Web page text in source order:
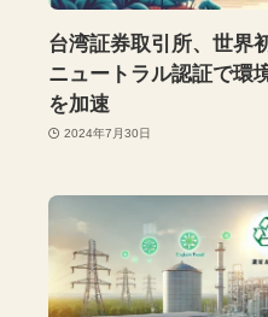
台湾証券取引所、世界
ニュートラル認証で環
を加速
2024年7月30日